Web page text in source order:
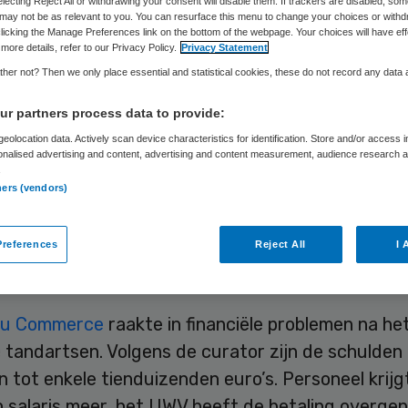
Skipr Redactie 17 mei 2010,13:40 74 keer gelezen
Clinique du Commerce in Echt is al
voor de Gezondheidszorg (IGZ) een bevel tot
verklaard. Dat bevestigt curator Jeroen
Commerce raakte in financiële problemen na
Volgens de curator zijn de schulden
tot enkele tienduizenden euro’s. Personeel
not be as relevant to you. You can resurface this menu to change your choices or
the Manage Preferences link on the bottom of the webpage. Your choices will have
details, refer to our Privacy Policy. Privacy Statement
not? Then we only place essential and statistical cookies, these do not record any data
partners process data to provide:
data. Actively scan device characteristics for identification. Store and/or access
advertising and content, advertising and content measurement, audience research
(vendors)
Reject All I